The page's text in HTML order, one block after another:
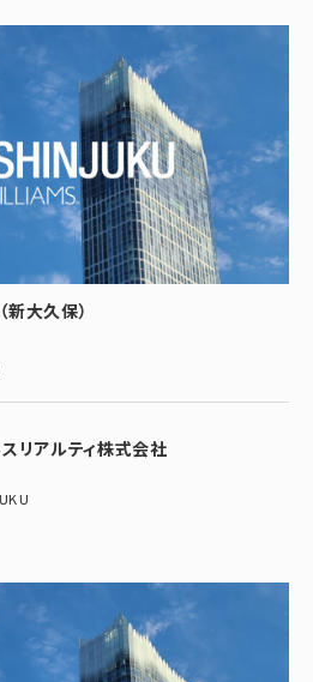
大久保）
リアルティ株式会社